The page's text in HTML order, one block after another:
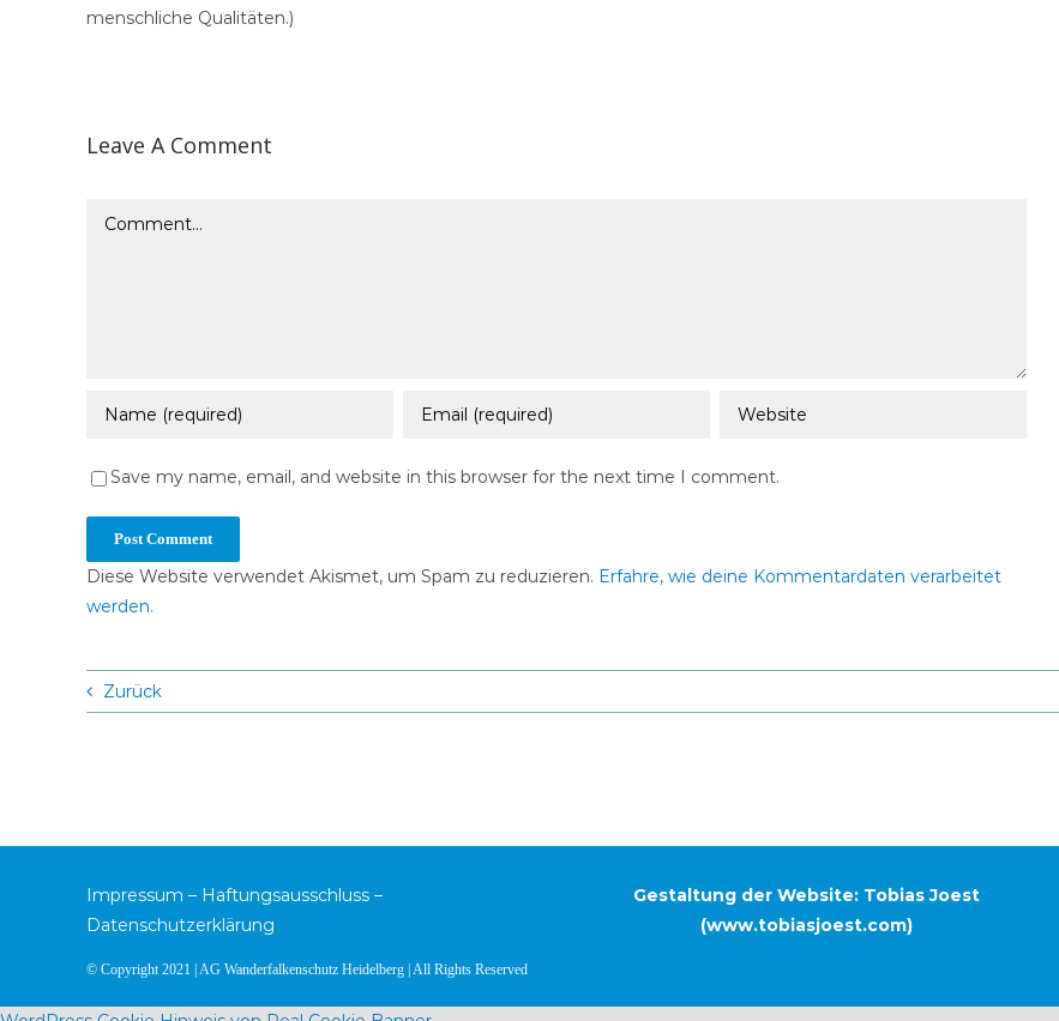
menschliche Qualitäten.)
Leave A Comment
Comment
Save my name, email, and website in this browser for the next time I comment.
Diese Website verwendet Akismet, um Spam zu reduzieren. Erfahre, wie deine Kommentardaten verarbeitet
werden.
Zurück
Impressum – Haftungsausschluss –
Datenschutzerklärung
© Copyright 2021 | AG Wanderfalkenschutz Heidelberg | All Rights Reserved
Gestaltung der Website: Tobias Joest
(www.tobiasjoest.com)